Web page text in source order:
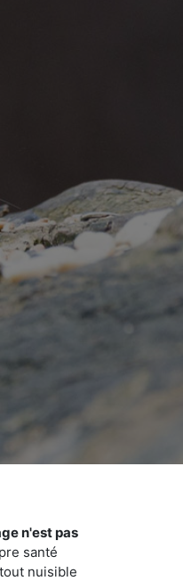
n'est pas
santé
nuisible